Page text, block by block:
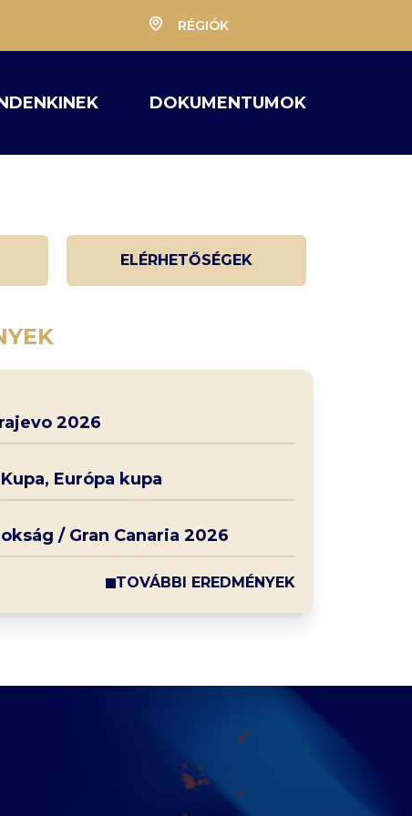
RÉGIÓK
DOKUMENTUMOK
ELÉRHETŐSÉGEK
2026
Európa kupa
/ Gran Canaria 2026
TOVÁBBI EREDMÉNYEK